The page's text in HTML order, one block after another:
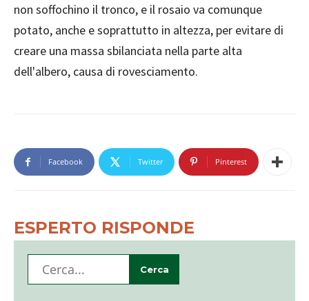
non soffochino il tronco, e il rosaio va comunque
potato, anche e soprattutto in altezza, per evitare di
creare una massa sbilanciata nella parte alta
dell'albero, causa di rovesciamento.
Facebook Twitter Pinterest
ESPERTO RISPONDE